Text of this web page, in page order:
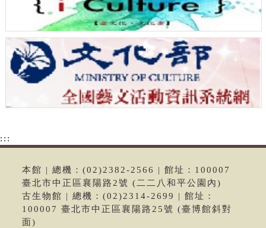
:::
本館 | 總機：(02)2382-2566 | 館址：100007
臺北市中正區襄陽路2號 (二二八和平公園內)
古生物館 | 總機：(02)2314-2699 | 館址：
100007 臺北市中正區襄陽路25號 (臺博館斜對
面)